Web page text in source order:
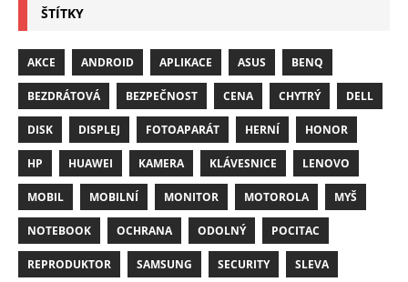
ŠTÍTKY
AKCE ANDROID APLIKACE ASUS BENQ
BEZDRÁTOVÁ BEZPEČNOST CENA CHYTRÝ DELL
DISK DISPLEJ FOTOAPARÁT HERNÍ HONOR
HP HUAWEI KAMERA KLÁVESNICE LENOVO
MOBIL MOBILNÍ MONITOR MOTOROLA MYŠ
NOTEBOOK OCHRANA ODOLNÝ POCITAC
REPRODUKTOR SAMSUNG SECURITY SLEVA